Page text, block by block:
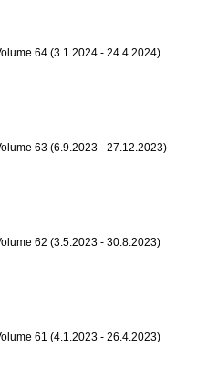
64 (3.1.2024 - 24.4.2024)
63 (6.9.2023 - 27.12.2023)
62 (3.5.2023 - 30.8.2023)
61 (4.1.2023 - 26.4.2023)